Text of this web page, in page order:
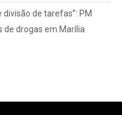
de tarefas”: PM
de drogas em Marília